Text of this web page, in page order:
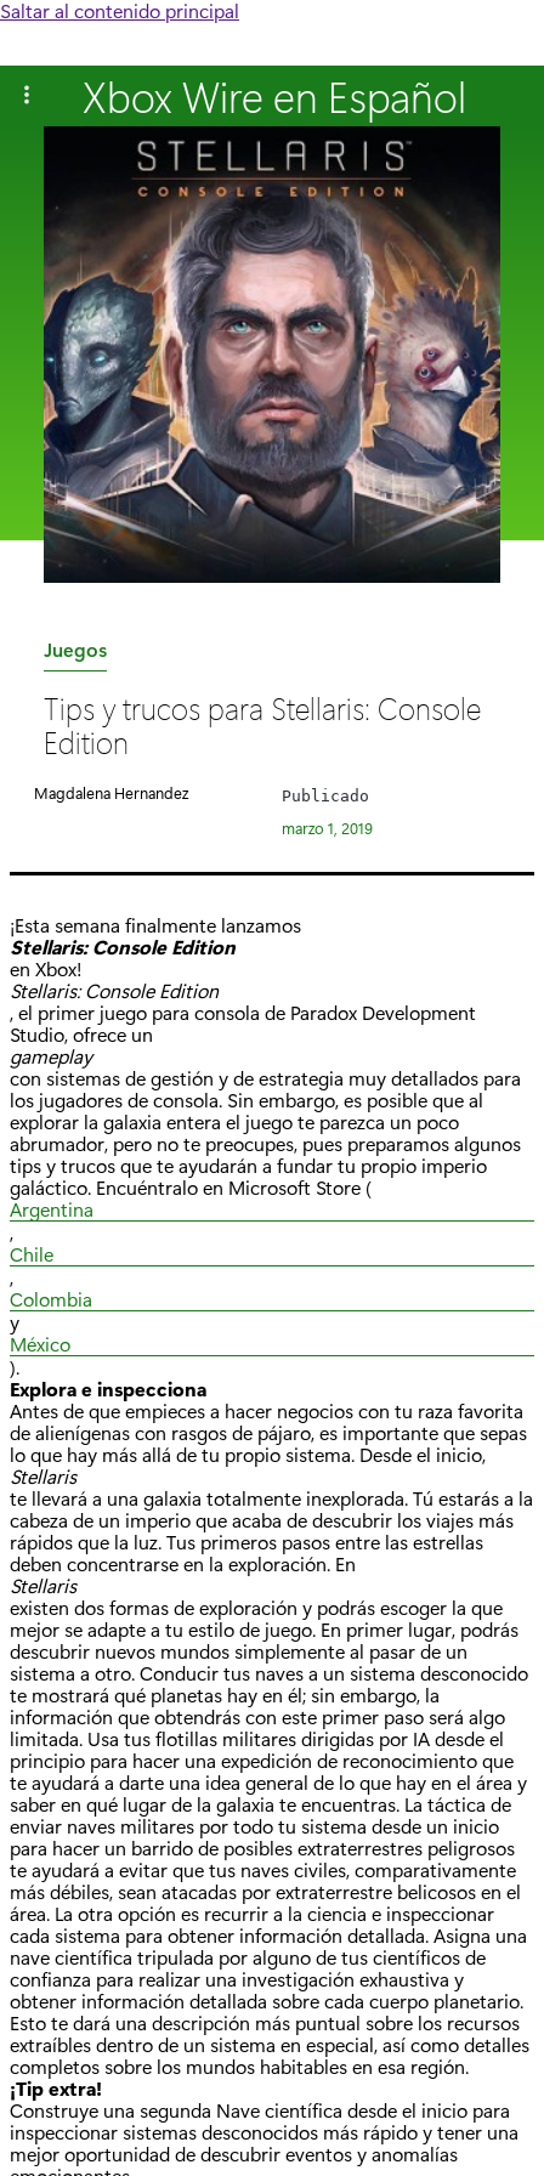
Saltar al contenido principal
Xbox Wire en Español
C
t
e
í
:
Juegos
Tips y trucos para Stellaris: Console
Edition
Magdalena Hernandez Publicado
marzo 1, 2019
¡Esta semana finalmente lanzamos
Stellaris: Console Edition
en Xbox!
Stellaris: Console Edition
, el primer juego para consola de Paradox Development
Studio, ofrece un
gameplay
con sistemas de gestión y de estrategia muy detallados para
los jugadores de consola. Sin embargo, es posible que al
explorar la galaxia entera el juego te parezca un poco
abrumador, pero no te preocupes, pues preparamos algunos
tips y trucos que te ayudarán a fundar tu propio imperio
galáctico. Encuéntralo en Microsoft Store (
Argentina
,
Chile
,
Colombia
y
México
).
Explora e inspecciona
Antes de que empieces a hacer negocios con tu raza favorita
de alienígenas con rasgos de pájaro, es importante que sepas
lo que hay más allá de tu propio sistema. Desde el inicio,
Stellaris
te llevará a una galaxia totalmente inexplorada. Tú estarás a la
cabeza de un imperio que acaba de descubrir los viajes más
rápidos que la luz. Tus primeros pasos entre las estrellas
deben concentrarse en la exploración. En
Stellaris
existen dos formas de exploración y podrás escoger la que
mejor se adapte a tu estilo de juego. En primer lugar, podrás
descubrir nuevos mundos simplemente al pasar de un
sistema a otro. Conducir tus naves a un sistema desconocido
te mostrará qué planetas hay en él; sin embargo, la
información que obtendrás con este primer paso será algo
limitada. Usa tus flotillas militares dirigidas por IA desde el
principio para hacer una expedición de reconocimiento que
te ayudará a darte una idea general de lo que hay en el área y
saber en qué lugar de la galaxia te encuentras. La táctica de
enviar naves militares por todo tu sistema desde un inicio
para hacer un barrido de posibles extraterrestres peligrosos
te ayudará a evitar que tus naves civiles, comparativamente
más débiles, sean atacadas por extraterrestre belicosos en el
área. La otra opción es recurrir a la ciencia e inspeccionar
cada sistema para obtener información detallada. Asigna una
nave científica tripulada por alguno de tus científicos de
confianza para realizar una investigación exhaustiva y
obtener información detallada sobre cada cuerpo planetario.
Esto te dará una descripción más puntual sobre los recursos
extraíbles dentro de un sistema en especial, así como detalles
completos sobre los mundos habitables en esa región.
¡Tip extra!
Construye una segunda Nave científica desde el inicio para
inspeccionar sistemas desconocidos más rápido y tener una
mejor oportunidad de descubrir eventos y anomalías